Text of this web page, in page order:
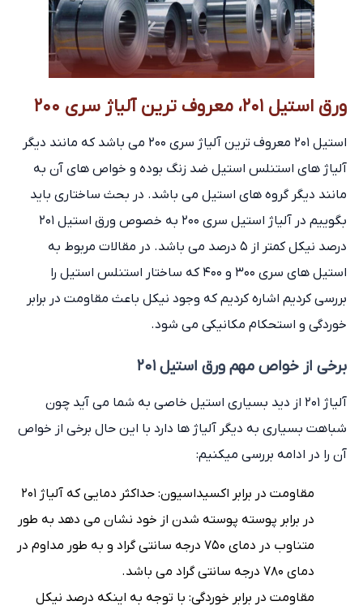
ورق استیل ۲۰۱، معروف ترین آلیاژ سری ۲۰۰
استیل ۲۰۱ معروف ترین آلیاژ سری ۲۰۰ می باشد که مانند دیگر
آلیاژ های استنلس استیل ضد زنگ بوده و خواص های آن به
مانند دیگر گروه های استیل می باشد. در بحث ساختاری باید
بگوییم در آلیاژ استیل سری ۲۰۰ به خصوص ورق استیل ۲۰۱
درصد نیکل کمتر از ۵ درصد می باشد. در مقالات مربوط به
استیل های سری ۳۰۰ و ۴۰۰ که ساختار استنلس استیل را
بررسی کردیم اشاره کردیم که وجود نیکل باعث مقاومت در برابر
خوردگی و استحکام مکانیکی می شود.
برخی از خواص مهم ورق استیل ۲۰۱
آلیاژ ۲۰۱ از دید بسیاری استیل خاصی به شما می آيد چون
شباهت بسیاری به دیگر آلیاژ ها دارد با این حال برخی از خواص
آن را در ادامه بررسی میکنیم:
مقاومت در برابر اکسیداسیون: حداکثر دمایی که آلیاژ ۲۰۱
در برابر پوسته پوسته شدن از خود نشان می دهد به طور
متناوب در دمای ۷۵۰ درجه سانتی گراد و به طور مداوم در
دمای ۷۸۰ درجه سانتی گراد می باشد.
مقاومت در برابر خوردگی: با توجه به اینکه درصد نیکل